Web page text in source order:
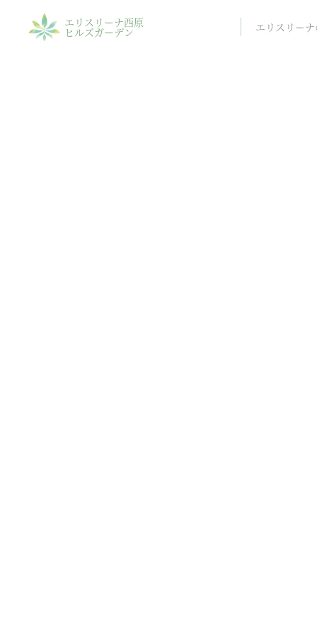
エリスリーナ西原
ヒルズガーデン エリスリー